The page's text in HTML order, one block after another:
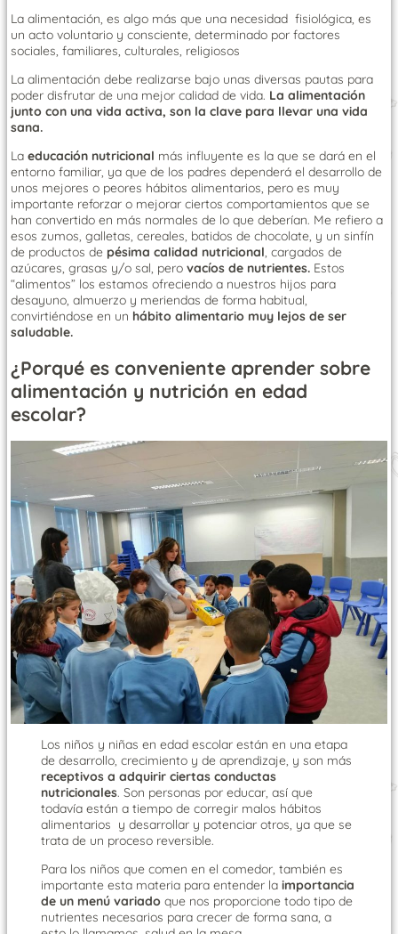
La alimentación, es algo más que una necesidad fisiológica, es
un acto voluntario y consciente, determinado por factores
sociales, familiares, culturales, religiosos
La alimentación debe realizarse bajo unas diversas pautas para
poder disfrutar de una mejor calidad de vida. La alimentación
junto con una vida activa, son la clave para llevar una vida
sana.
La educación nutricional más influyente es la que se dará en el
entorno familiar, ya que de los padres dependerá el desarrollo de
unos mejores o peores hábitos alimentarios, pero es muy
importante reforzar o mejorar ciertos comportamientos que se
han convertido en más normales de lo que deberían. Me refiero a
esos zumos, galletas, cereales, batidos de chocolate, y un sinfín
de productos de pésima calidad nutricional, cargados de
azúcares, grasas y/o sal, pero vacíos de nutrientes. Estos
“alimentos” los estamos ofreciendo a nuestros hijos para
desayuno, almuerzo y meriendas de forma habitual,
convirtiéndose en un hábito alimentario muy lejos de ser
saludable.
¿Porqué es conveniente aprender sobre
alimentación y nutrición en edad
escolar?
Los niños y niñas en edad escolar están en una etapa
de desarrollo, crecimiento y de aprendizaje, y son más
receptivos a adquirir ciertas conductas
nutricionales. Son personas por educar, así que
todavía están a tiempo de corregir malos hábitos
alimentarios y desarrollar y potenciar otros, ya que se
trata de un proceso reversible.
Para los niños que comen en el comedor, también es
importante esta materia para entender la importancia
de un menú variado que nos proporcione todo tipo de
nutrientes necesarios para crecer de forma sana, a